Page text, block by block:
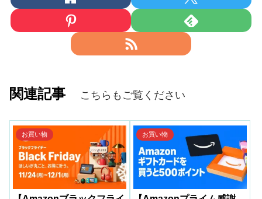
関連記事 こちらもご覧ください
お買い物 お買い物